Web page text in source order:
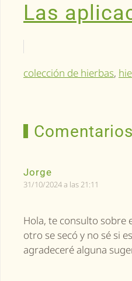
Las
colección de hierbas,
Jorge
31/10/2024 a las 21:11
Hola, te consulto sobre
otro se secó y no sé si
agradeceré alguna